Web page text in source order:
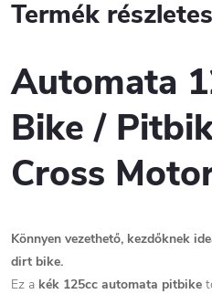
Termék
Automata
Bike /
Cross
Könnyen vezethető, kezdőknek
dirt bike.
Ez a kék 125cc automata pitbike